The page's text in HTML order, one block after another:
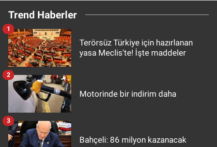
Trend Haberler
Terörsüz Türkiye için hazırlanan
yasa Meclis'te! İşte maddeler
1
Motorinde bir indirim daha
2
Bahçeli: 86 milyon kazanacak
3